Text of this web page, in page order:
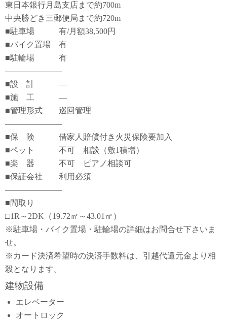
東日本銀行月島支店まで約700m
中央勝どき三郵便局まで約720m
■駐車場 有/月額38,500円
■バイク置場 有
■駐輪場 有
―――――――
■設 計 ―
■施 工 ―
■管理形式 巡回管理
―――――――
■保 険 借家人賠償付き火災保険要加入
■ペット 不可 相談（敷1積増）
■楽 器 不可 ピアノ相談可
■保証会社 利用必須
―――――――
■間取り
□1R～2DK（19.72㎡～43.01㎡）
※駐車場・バイク置場・駐輪場の詳細はお問合せ下さいま
せ。
※カード決済希望時の決済手数料は、引越代還元金より相
殺となります。
建物設備
エレベーター
オートロック